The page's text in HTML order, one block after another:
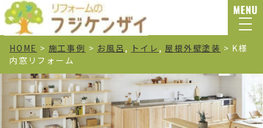
HOME > 施⼯事例 > お風呂 , トイレ , 屋根外壁塗装 > K様
内窓リフォーム